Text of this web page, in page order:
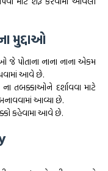
મુદ્દાઓ
જે પોતાના નાના નાના એકમ
આવે છે.
તબક્કાઓને દર્શાવવા માટે
બનાવવામાં આવ્યા છે.
કહેવામા આવે છે.